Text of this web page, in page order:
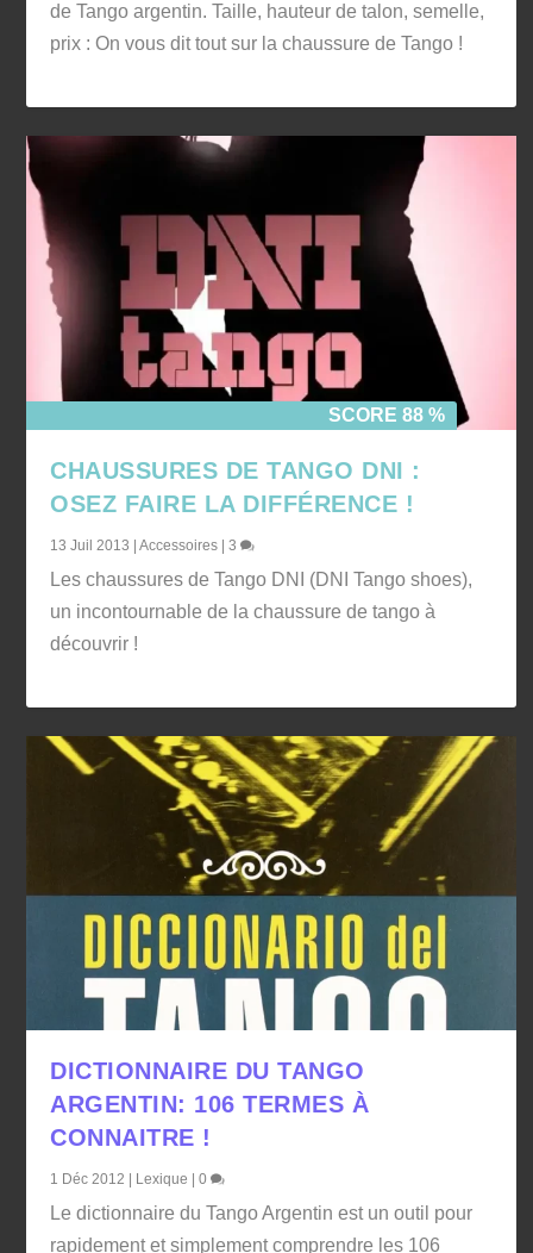
de Tango argentin. Taille, hauteur de talon, semelle,
prix : On vous dit tout sur la chaussure de Tango !
SCORE 88 %
CHAUSSURES DE TANGO DNI :
OSEZ FAIRE LA DIFFÉRENCE !
13 Juil 2013 |Accessoires |3
Les chaussures de Tango DNI (DNI Tango shoes),
un incontournable de la chaussure de tango à
découvrir !
DICTIONNAIRE DU TANGO
ARGENTIN: 106 TERMES À
CONNAITRE !
1 Déc 2012 | Lexique |0
Le dictionnaire du Tango Argentin est un outil pour
rapidement et simplement comprendre les 106